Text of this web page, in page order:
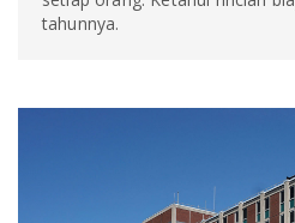
tahunnya.